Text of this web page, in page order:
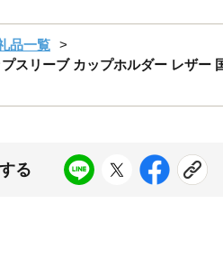
品一覧
スリーブ カップホルダー レザー
る